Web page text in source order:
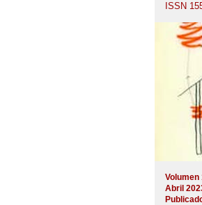
ISSN
Volumen
Abril